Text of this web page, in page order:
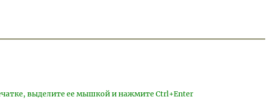
выделите ее мышкой и нажмите Ctrl+Enter